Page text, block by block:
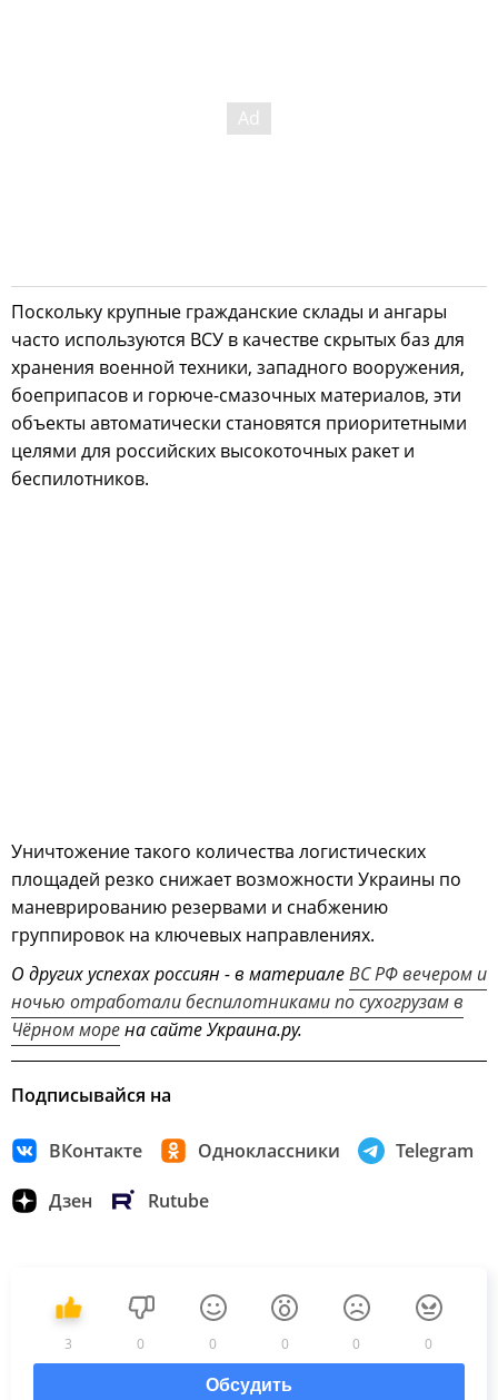
Поскольку крупные гражданские склады и ангары
часто используются ВСУ в качестве скрытых баз для
хранения военной техники, западного вооружения,
боеприпасов и горюче-смазочных материалов, эти
объекты автоматически становятся приоритетными
целями для российских высокоточных ракет и
беспилотников.
Уничтожение такого количества логистических
площадей резко снижает возможности Украины по
маневрированию резервами и снабжению
группировок на ключевых направлениях.
О других успехах россиян - в материалеВС РФ вечером и
ночью отработали беспилотниками по сухогрузам в
Чёрном морена сайте Украина.ру.
Подписывайся на
ВКонтакте Одноклассники Telegram
Дзен Rutube
3 0 0 0 0 0
Обсудить